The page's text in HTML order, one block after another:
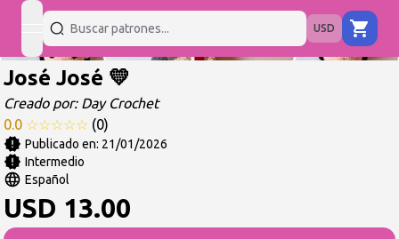
open navigation menu
USD
José José 💛
Creado por: Day Crochet
0.0 ☆☆☆☆☆ (0)
Publicado en: 21/01/2026
Intermedio
Español
USD 13.00